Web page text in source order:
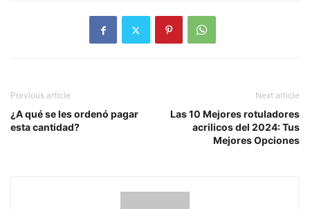
Previous article
¿A qué se les ordenó pagar
esta cantidad?
Next article
Las 10 Mejores rotuladores
acrilicos del 2024: Tus
Mejores Opciones